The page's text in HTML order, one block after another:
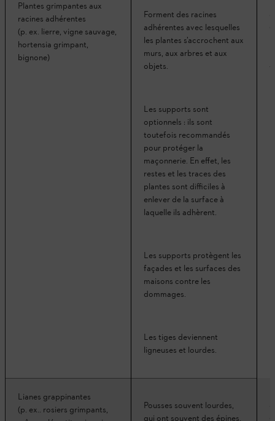
Plantes grimpantes aux
racines adhérentes
(p. ex. lierre, vigne sauvage,
hortensia grimpant,
bignone)
Forment des racines
adhérentes avec lesquelles
les plantes s’accrochent aux
murs, aux arbres et aux
objets.
Les supports sont
optionnels : ils sont
toutefois recommandés
pour protéger la
maçonnerie. En effet, les
restes et les traces des
plantes sont difficiles à
enlever de la surface à
laquelle ils adhèrent.
Les supports protègent les
façades et les surfaces des
maisons contre les
dommages.
Les tiges deviennent
ligneuses et lourdes.
Lianes grappinantes
(p. ex.. rosiers grimpants,
Pousses souvent lourdes,